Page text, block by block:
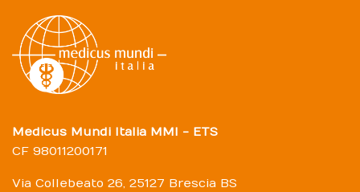
Medicus Mundi Italia MMI - ETS
CF 98011200171
Via Collebeato 26, 25127 Brescia BS